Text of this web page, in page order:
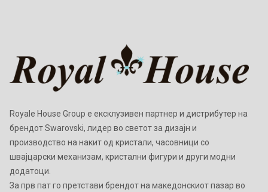
Royale House Group е ексклузивен партнер и дистрибутер на
брендот Swarovski, лидер во светот за дизајн и
производство на накит од кристали, часовници со
швајцарски механизам, кристални фигури и други модни
додатоци.
Зa прв пат го претстави брендот на македонскиот пазар во